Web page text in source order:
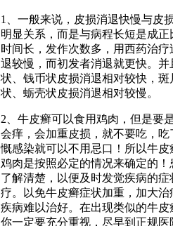
1、一般来说，皮损消退快慢与皮
明显关系，而是与病程长短是成正
时间长，发作次数多，用西药治疗
退较慢，而初发者消退就更快。并
状、钱币状皮损消退相对较快，斑
状、蛎壳状皮损消退相对较慢。
2、牛皮癣可以食用鸡肉，但是要
会痒，会加重皮损，就不要吃，吃
慨感染就可以不用忌口！所以牛皮
鸡肉是按照必定的情况来确定的！
了解清楚，以便及时发觉疾病的症
疗。以免牛皮癣症状加重，加大治
疾病难以治好。在出现类似的牛皮
你一定要充分重视，尽早到正规医